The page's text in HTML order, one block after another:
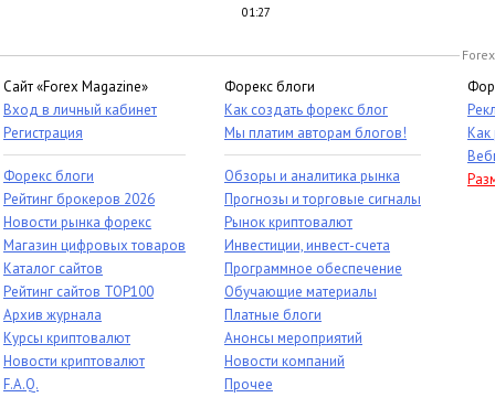
01:27
Сайт «Forex Magazine»
Вход в личный кабинет
Регистрация
Форекс блоги
Рейтинг брокеров 2026
Новости рынка форекс
Магазин цифровых товаров
Каталог сайтов
Рейтинг сайтов TOP100
Архив журнала
Курсы криптовалют
Новости криптовалют
F.A.Q.
Форекс блоги
Как создать форекс блог
Мы платим авторам блогов!
Обзоры и аналитика рынка
Прогнозы и торговые сигналы
Рынок криптовалют
Инвестиции, инвест-счета
Программное обеспечение
Обучающие материалы
Платные блоги
Анонсы мероприятий
Новости компаний
Прочее
Как